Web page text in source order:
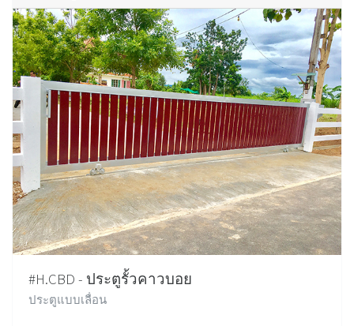
#H.CBD - ประตูรั้วคาวบอย
ประตูแบบเลื่อน